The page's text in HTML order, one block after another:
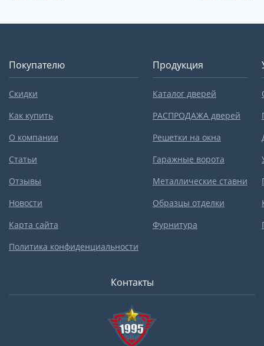
Покупателю
Скидки
Как купить
О компании
Статьи
Отзывы
Новости
Карта сайта
Политика конфиденциальности
Продукция
Каталог дверей
РАСПРОДАЖА дверей
Решетки на окна
Гаражные ворота
Металлические ставни
Образцы отделки
Фурнитура
Контакты